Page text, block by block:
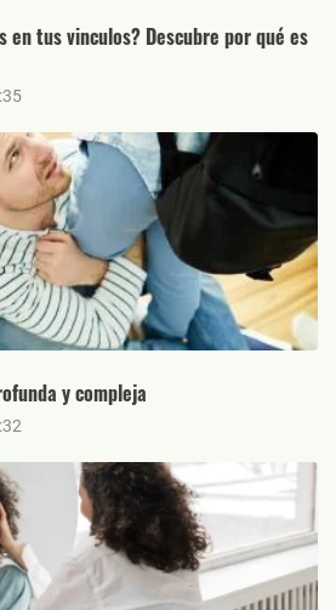
en tus vinculos? Descubre por qué es
y compleja